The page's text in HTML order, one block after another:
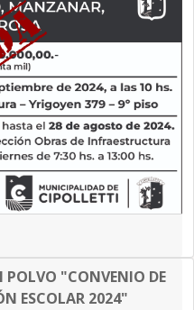
POLVO "CONVENIO DE
ESCOLAR 2024"